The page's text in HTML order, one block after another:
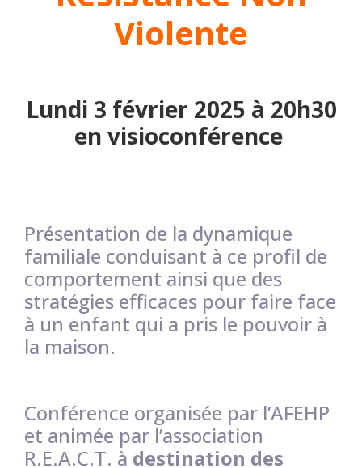
Violente
Lundi 3 février 2025 à 20h30
en visioconférence
Présentation de la dynamique
familiale conduisant à ce profil de
comportement ainsi que des
stratégies efficaces pour faire face
à un enfant qui a pris le pouvoir à
la maison.
Conférence organisée par l’AFEHP
et animée par l’association
R.E.A.C.T. à destination des